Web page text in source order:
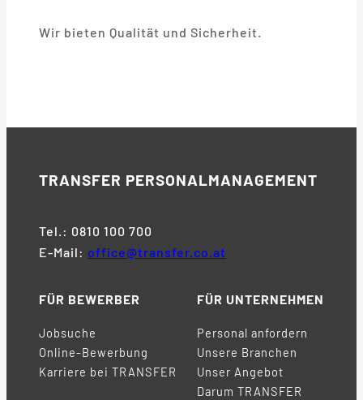
Wir bieten Qualität und Sicherheit.
TRANSFER PERSONALMANAGEMENT
Tel.: 0810 100 700
E-Mail: office@transfer.co.at
FÜR BEWERBER
Jobsuche
Online-Bewerbung
Karriere bei TRANSFER
FÜR UNTERNEHMEN
Personal anfordern
Unsere Branchen
Unser Angebot
Darum TRANSFER